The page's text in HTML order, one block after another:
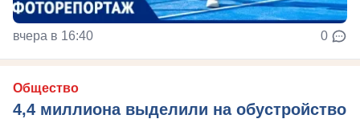
вчера в 16:40 0
Общество
4,4 миллиона выделили на обустройство